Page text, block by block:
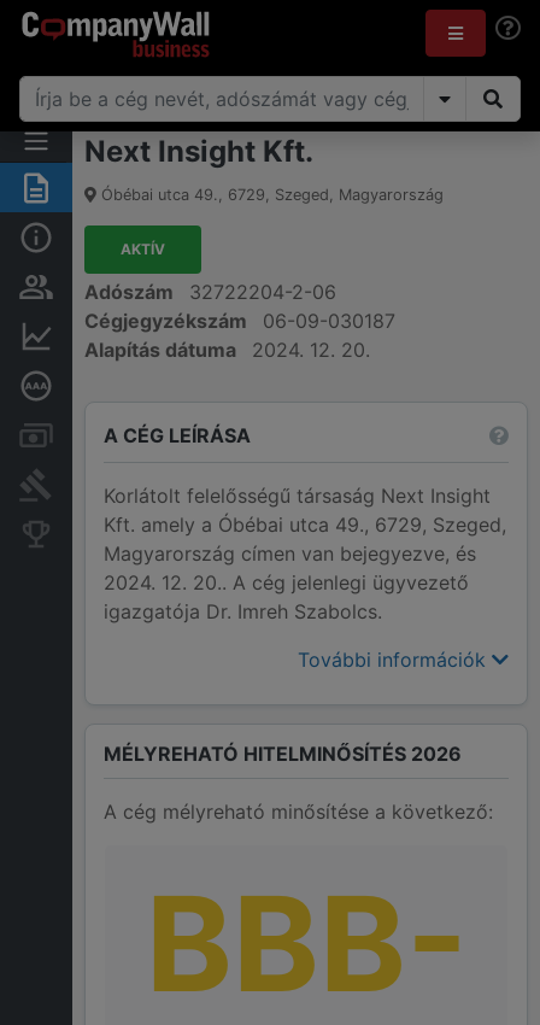
Összegzés
Alap információk
Személyek és tulajdonjog
Pénzügyi információk
Számlák és zárolások
Bírósági eljárások
Konkurens cégek
Next Insight Kft.
Óbébai utca 49., 6729, Szeged, Magyarország
AKTÍV
Adószám
32722204-2-06
Cégjegyzékszám
06-09-030187
Alapítás dátuma
2024. 12. 20.
A CÉG LEÍRÁSA
Korlátolt felelősségű társaság Next Insight
Kft. amely a Óbébai utca 49., 6729, Szeged,
Magyarország címen van bejegyezve, és
2024. 12. 20.. A cég jelenlegi ügyvezető
igazgatója Dr. Imreh Szabolcs.
További információk
MÉLYREHATÓ HITELMINŐSÍTÉS 2026
A cég mélyreható minősítése a következő:
BBB-